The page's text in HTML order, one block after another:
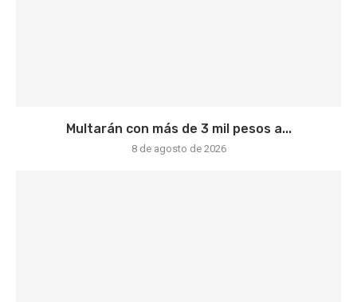
Multarán con más de 3 mil pesos a...
8 de agosto de 2026